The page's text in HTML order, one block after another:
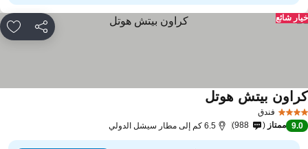
مشاركة
شائع
فندق
بيتش هوتل
9.0 ممتاز 988 6.5 كم إلى مطار سيشل الدولي